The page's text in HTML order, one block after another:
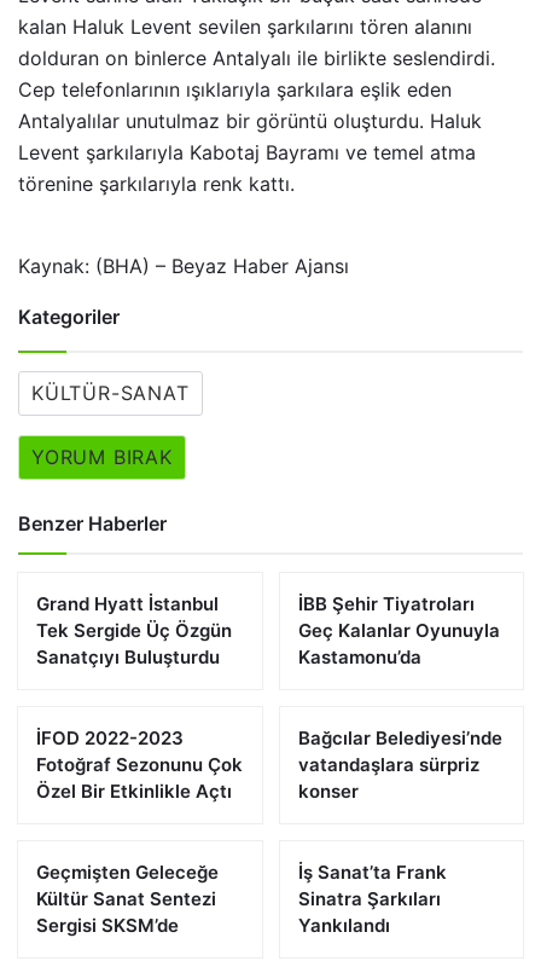
kalan Haluk Levent sevilen şarkılarını tören alanını
dolduran on binlerce Antalyalı ile birlikte seslendirdi.
Cep telefonlarının ışıklarıyla şarkılara eşlik eden
Antalyalılar unutulmaz bir görüntü oluşturdu. Haluk
Levent şarkılarıyla Kabotaj Bayramı ve temel atma
törenine şarkılarıyla renk kattı.
Kaynak: (BHA) – Beyaz Haber Ajansı
Kategoriler
KÜLTÜR-SANAT
YORUM BIRAK
Benzer Haberler
Grand Hyatt İstanbul
Tek Sergide Üç Özgün
Sanatçıyı Buluşturdu
İBB Şehir Tiyatroları
Geç Kalanlar Oyunuyla
Kastamonu’da
İFOD 2022-2023
Fotoğraf Sezonunu Çok
Özel Bir Etkinlikle Açtı
Bağcılar Belediyesi’nde
vatandaşlara sürpriz
konser
Geçmişten Geleceğe
Kültür Sanat Sentezi
Sergisi SKSM’de
İş Sanat’ta Frank
Sinatra Şarkıları
Yankılandı